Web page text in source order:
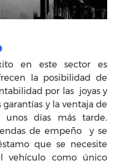
en este sector es
la posibilidad de
por las joyas y
y la ventaja de
unos días más tarde.
de empeño y se
que se necesite
vehículo como único